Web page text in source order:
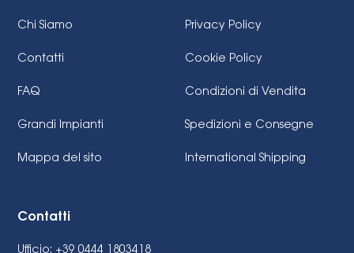
Chi Siamo
Contatti
FAQ
Grandi Impianti
Mappa del sito
Privacy Policy
Cookie Policy
Condizioni di Vendita
Spedizioni e Consegne
International Shipping
Contatti
Ufficio: +39 0444 1803418